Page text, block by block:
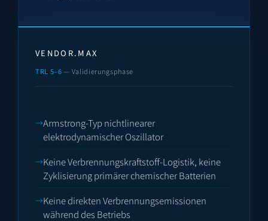
VENDOR.MAX
TRL 5–6 — Validierungsphase
Armstrong-Typ nichtlinearer
elektrodynamischer Oszillator
Keine Verbrennungskraftstoff-Logistik, keine
Zyklisierung primärer chemischer Batterien
Keine direkten Verbrennungsemissionen
während des Betriebs